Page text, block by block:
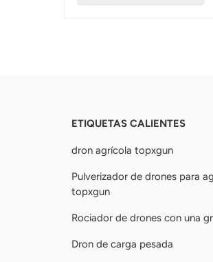
ETIQUETAS CALIENTES
dron agrícola topxgun
Pulverizador de drones para
topxgun
Rociador de drones con una
Dron de carga pesada